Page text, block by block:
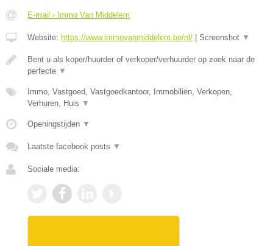
E-mail › Immo Van Middelem
Website: https://www.immovanmiddelem.be/nl/ Screenshot ▼
Bent u als koper/huurder of verkoper/verhuurder op zoek naar de
perfecte ▼
Immo, Vastgoed, Vastgoedkantoor, Immobiliën, Verkopen,
Verhuren, Huis ▼
Openingstijden ▼
Laatste facebook posts ▼
Sociale media: